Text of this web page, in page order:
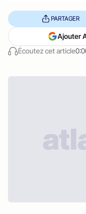
Écoutez cet article
PARTAGER
Ajouter